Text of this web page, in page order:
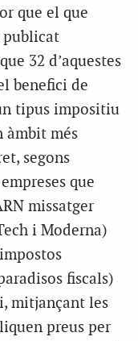
que el que
publicat
32 d’aquestes
benefici de
tipus impositiu
àmbit més
segons
que
missatger
i Moderna)
fiscals)
mitjançant les
preus per